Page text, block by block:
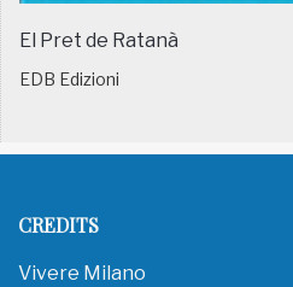
El Pret de Ratanà
EDB Edizioni
CREDITS
Vivere Milano